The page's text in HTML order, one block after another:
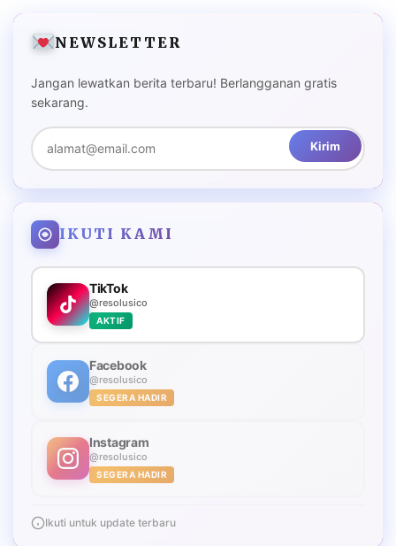
NEWSLETTER
Jangan lewatkan berita terbaru! Berlangganan gratis
sekarang.
Kirim
IKUTI KAMI
TikTok
@resolusico
AKTIF
Facebook
@resolusico
SEGERA HADIR
Instagram
@resolusico
SEGERA HADIR
Ikuti untuk update terbaru